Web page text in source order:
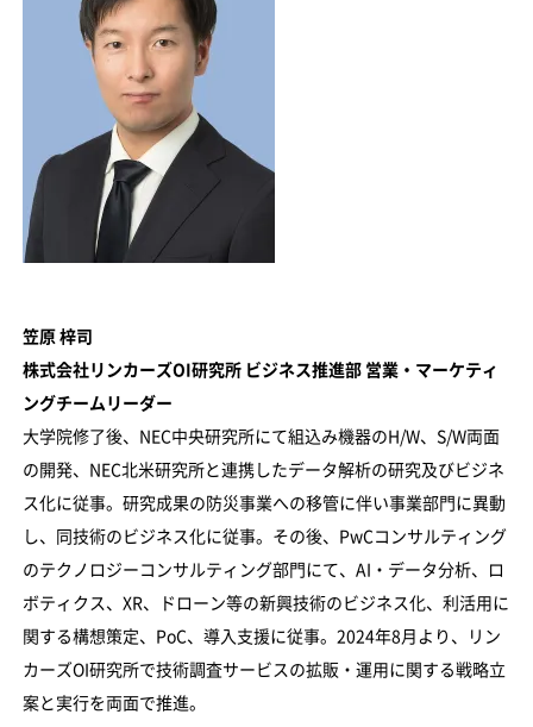
笠原 梓司
株式会社リンカーズOI研究所 ビジネス推進部 営業・マーケティ
ングチームリーダー
大学院修了後、NEC中央研究所にて組込み機器のH/W、S/W両面
の開発、NEC北米研究所と連携したデータ解析の研究及びビジネ
ス化に従事。研究成果の防災事業への移管に伴い事業部門に異動
し、同技術のビジネス化に従事。その後、PwCコンサルティング
のテクノロジーコンサルティング部門にて、AI・データ分析、ロ
ボティクス、XR、ドローン等の新興技術のビジネス化、利活用に
関する構想策定、PoC、導入支援に従事。2024年8月より、リン
カーズOI研究所で技術調査サービスの拡販・運用に関する戦略立
案と実行を両面で推進。